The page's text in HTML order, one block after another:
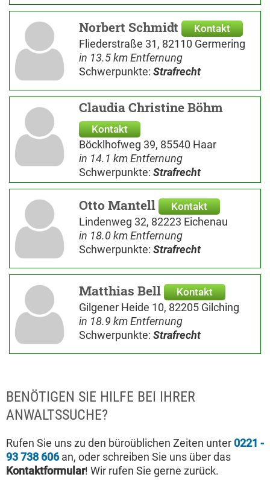
Norbert Schmidt Kontakt
Fliederstraße 31, 82110 Germering
in 13.5 km Entfernung
Schwerpunkte: Strafrecht
Claudia Christine Böhm
Kontakt
Böcklhofweg 39, 85540 Haar
in 14.1 km Entfernung
Schwerpunkte: Strafrecht
Otto Mantell Kontakt
Lindenweg 32, 82223 Eichenau
in 18.0 km Entfernung
Schwerpunkte: Strafrecht
Matthias Bell Kontakt
Gilgener Heide 10, 82205 Gilching
in 18.9 km Entfernung
Schwerpunkte: Strafrecht
BENÖTIGEN SIE HILFE BEI IHRER
ANWALTSSUCHE?
Rufen Sie uns zu den büroüblichen Zeiten unter 0221 -
93 738 606an, oder schreiben Sie uns über das
Kontaktformular! Wir rufen Sie gerne zurück.